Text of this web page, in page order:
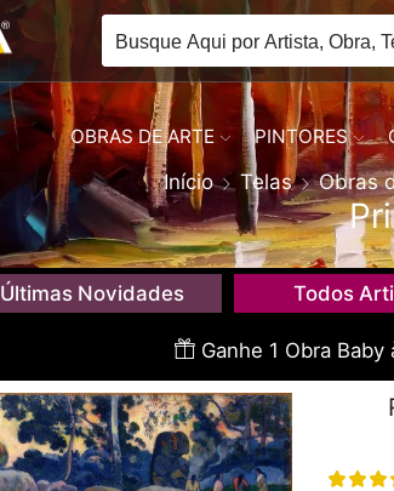
OBRAS DE ARTE PINTORES
Início Telas Obras
Últimas Novidades Todos
Ganhe 1 Obra Baby